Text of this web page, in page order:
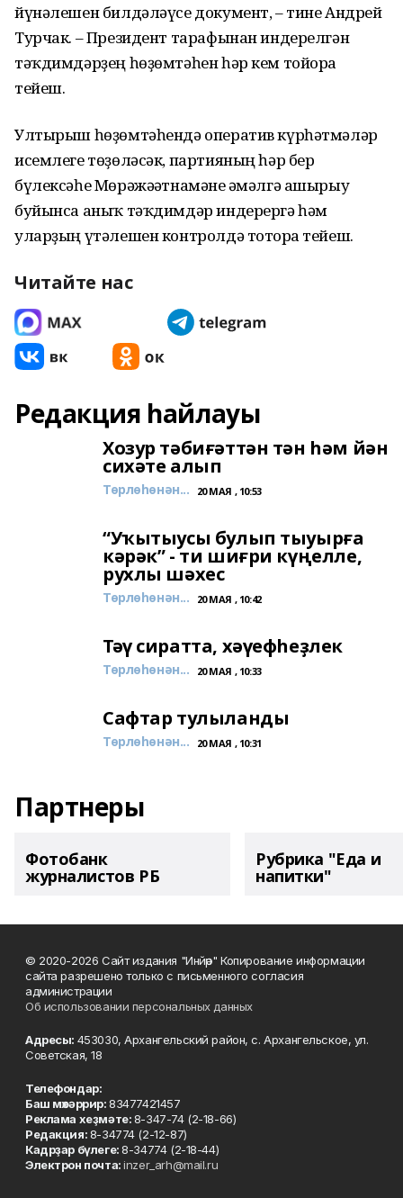
йүнәлешен билдәләүсе документ, – тине Андрей
Турчак. – Президент тарафынан индерелгән
тәҡдимдәрҙең һөҙөмтәһен һәр кем тойорға
тейеш.
Ултырыш һөҙөмтәһендә оператив күрһәтмәләр
исемлеге төҙөләсәк, партияның һәр бер
бүлексәһе Мөрәжәғәтнамәне ғәмәлгә ашырыу
буйынса аныҡ тәҡдимдәр индерергә һәм
уларҙың үтәлешен контролдә тоторға тейеш.
Читайте нас
Редакция һайлауы
Хозур тәбиғәттән тән һәм йән
сихәте алып
Төрлөһөнән... 20 МАЯ , 10:53
“Уҡытыусы булып тыуырға
кәрәк” - ти шиғри күңелле,
рухлы шәхес
Төрлөһөнән... 20 МАЯ , 10:42
Тәү сиратта, хәүефһеҙлек
Төрлөһөнән... 20 МАЯ , 10:33
Сафтар тулыланды
Төрлөһөнән... 20 МАЯ , 10:31
Партнеры
Фотобанк
журналистов РБ
Рубрика "Еда и
напитки"
© 2020-2026 Сайт издания "Инйәр" Копирование информации
сайта разрешено только с письменного согласия
администрации
Об использовании персональных данных
Адресы: 453030, Архангельский район, с. Архангельское, ул.
Советская, 18
Телефондар:
Баш мөхәррир:83477421457
Реклама хеҙмәте:8-347-74 (2-18-66)
Редакция:8-34774 (2-12-87)
Кадрҙар бүлеге:8-34774 (2-18-44)
Электрон почта:inzer_arh@mail.ru